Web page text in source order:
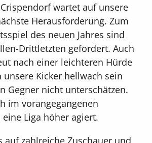
wartet auf unsere
Herausforderung. Zum
des neuen Jahres sind
Drittletzten gefordert. Auch
nach einer leichteren Hürde
Kicker hellwach sein
Gegner nicht unterschätzen.
im vorangegangenen
Liga höher agiert.
auf zahlreiche Zuschauer und